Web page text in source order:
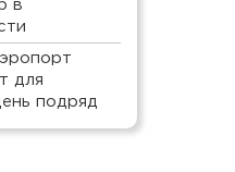
в
для
подряд